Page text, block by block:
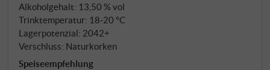
Menge, ausgewählte Parzellen, Ernte Mitte bis Ende
September. Ausbau im Holz für einen Wein, der für
langes Altern gemacht ist.
Alkoholgehalt: 13,50 % vol
Trinktemperatur: 18‑20 °C
Lagerpotenzial: 2042+
Verschluss: Naturkorken
Speiseempfehlung